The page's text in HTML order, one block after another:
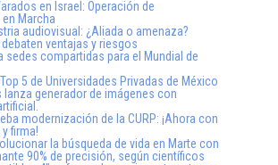
en Israel: Operación de
Marcha
audiovisual: ¿Aliada o amenaza?
ventajas y riesgos
sedes compartidas para el Mundial de
5 de Universidades Privadas de México
lanza generador de imágenes con
modernización de la CURP: ¡Ahora con
firma!
la búsqueda de vida en Marte con
90% de precisión, según científicos